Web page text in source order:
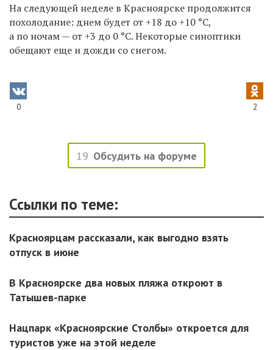
На следующей неделе в Красноярске продолжится
похолодание: днем будет от +18 до +10 °C,
а по ночам — от +3 до 0 °C. Некоторые синоптики
обещают еще и дожди со снегом.
0 2
19 Обсудить на форуме
Ссылки по теме:
Красноярцам рассказали, как выгодно взять
отпуск в июне
В Красноярске два новых пляжа откроют в
Татышев-парке
Нацпарк «Красноярские Столбы» откроется для
туристов уже на этой неделе